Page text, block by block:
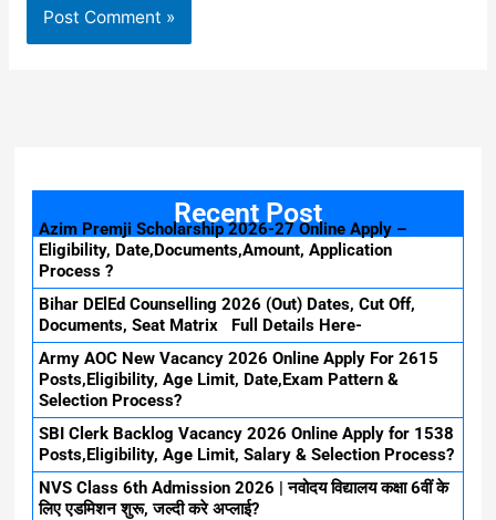
Recent Post
Azim Premji Scholarship 2026-27 Online Apply –
Eligibility, Date,Documents,Amount, Application
Process ?
Bihar DElEd Counselling 2026 (Out) Dates, Cut Off,
Documents, Seat Matrix Full Details Here-
Army AOC New Vacancy 2026 Online Apply For 2615
Posts,Eligibility, Age Limit, Date,Exam Pattern &
Selection Process?
SBI Clerk Backlog Vacancy 2026 Online Apply for 1538
Posts,Eligibility, Age Limit, Salary & Selection Process?
NVS Class 6th Admission 2026 | नवोदय विद्यालय कक्षा 6वीं के
लिए एडमिशन शुरू, जल्दी करे अप्लाई?